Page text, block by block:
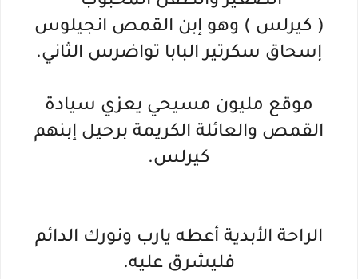
( كيرلس ) وهو إبن القمص انجيلوس
إسحاق سكرتير البابا تواضرس الثاني.
موقع مليون مسيحي يعزي سيادة
القمص والعائلة الكريمة برحيل إبنهم
كيرلس.
الراحة الأبدية أعطه يارب ونورك الدائم
فليشرق عليه.